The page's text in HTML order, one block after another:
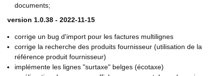
documents;
version 1.0.38 - 2022-11-15
corrige un bug d'import pour les factures multilignes
corrige la recherche des produits fournisseur (utilisation de la
référence produit fournisseur)
implémente les lignes "surtaxe" belges (écotaxe)